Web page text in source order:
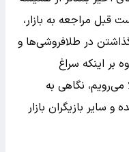
قبل مراجعه به بازار،
در طلافروشی‌ها و
بر اینکه سراغ
نگاهی به
سایر بازیگران بازار